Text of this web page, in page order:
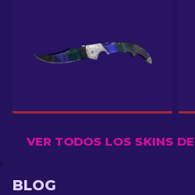
VER TODOS LOS SKINS
BLOG